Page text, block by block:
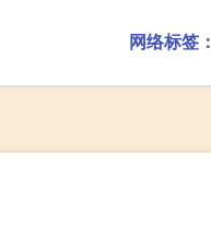
网络标签：